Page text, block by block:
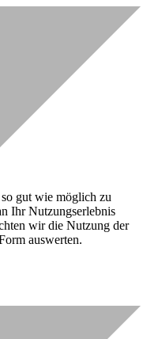
gut wie möglich zu
Ihr Nutzungserlebnis
wir die Nutzung der
auswerten.